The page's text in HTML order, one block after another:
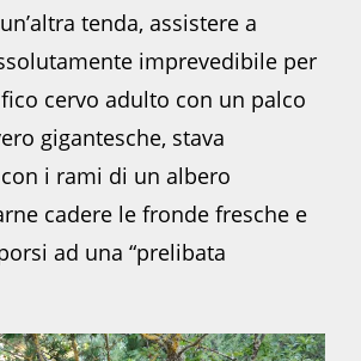
tenda, assistere a
imprevedibile per
cervo adulto con un palco
gigantesche, stava
i rami di un albero
cadere le fronde fresche e
ad una “prelibata